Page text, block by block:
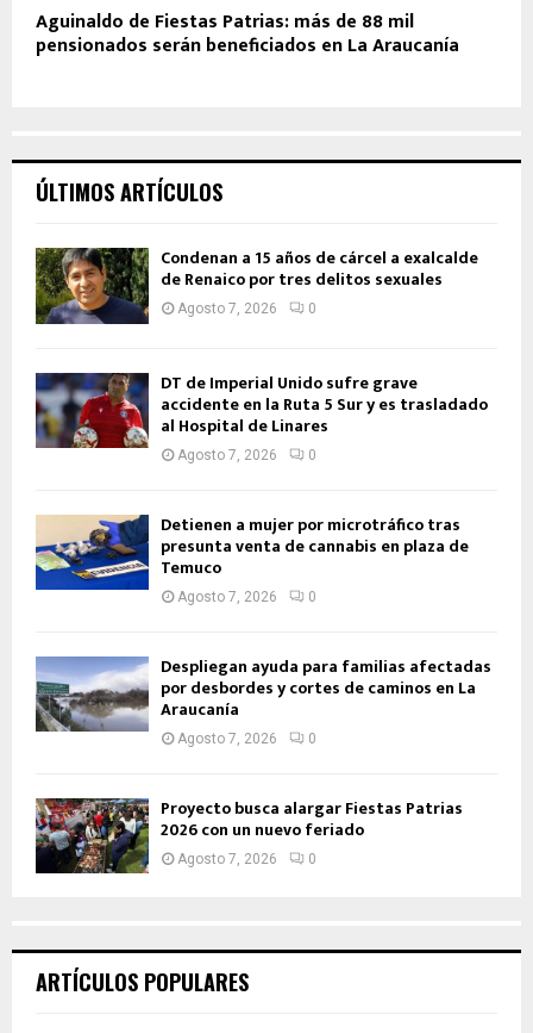
Aguinaldo de Fiestas Patrias: más de 88 mil
pensionados serán beneficiados en La Araucanía
ÚLTIMOS ARTÍCULOS
Condenan a 15 años de cárcel a exalcalde
de Renaico por tres delitos sexuales
Agosto 7, 2026 0
DT de Imperial Unido sufre grave
accidente en la Ruta 5 Sur y es trasladado
al Hospital de Linares
Agosto 7, 2026 0
Detienen a mujer por microtráfico tras
presunta venta de cannabis en plaza de
Temuco
Agosto 7, 2026 0
Despliegan ayuda para familias afectadas
por desbordes y cortes de caminos en La
Araucanía
Agosto 7, 2026 0
Proyecto busca alargar Fiestas Patrias
2026 con un nuevo feriado
Agosto 7, 2026 0
ARTÍCULOS POPULARES